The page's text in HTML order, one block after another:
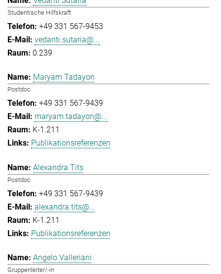
Studentische Hilfskraft
+49 331 567-9453
vedanti.sutaria@...
0.239
Maryam Tadayon
Postdoc
+49 331 567-9439
maryam.tadayon@...
K-1.211
Publikationsreferenzen
Alexandra Tits
Postdoc
+49 331 567-9439
alexandra.tits@...
K-1.211
Publikationsreferenzen
Angelo Valleriani
Gruppenleiter/-in